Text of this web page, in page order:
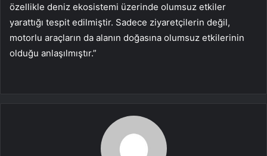
özellikle deniz ekosistemi üzerinde olumsuz etkiler
yarattığı tespit edilmiştir. Sadece ziyaretçilerin değil,
motorlu araçların da alanın doğasına olumsuz etkilerinin
olduğu anlaşılmıştır.”